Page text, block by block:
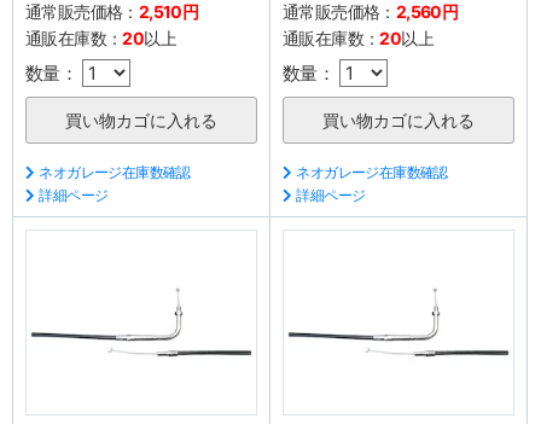
通常販売価格： 2,510円
通販在庫数：20以上
数量：
ネオガレージ在庫数確認
詳細ページ
通常販売価格： 2,560円
通販在庫数：20以上
数量：
ネオガレージ在庫数確認
詳細ページ